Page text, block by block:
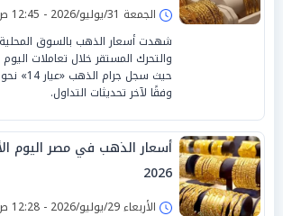
الجمعة 31/يوليو/2026 - 12:45 ص
شهدت أسعار الذهب بالسوق المحلية
وفقًا لآخر تحديثات التداول.
2026
الأربعاء 29/يوليو/2026 - 12:28 ص